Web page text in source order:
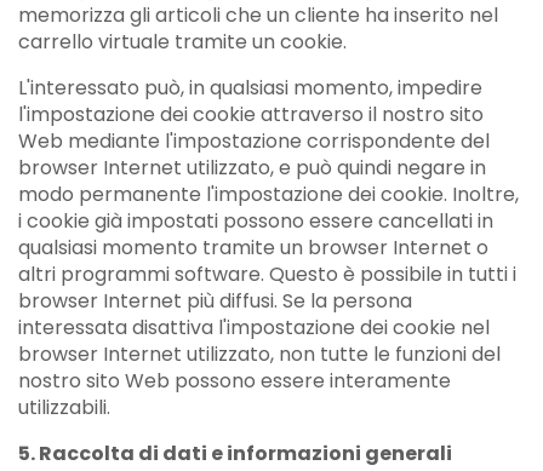
memorizza gli articoli che un cliente ha inserito nel
carrello virtuale tramite un cookie.
L'interessato può, in qualsiasi momento, impedire
l'impostazione dei cookie attraverso il nostro sito
Web mediante l'impostazione corrispondente del
browser Internet utilizzato, e può quindi negare in
modo permanente l'impostazione dei cookie. Inoltre,
i cookie già impostati possono essere cancellati in
qualsiasi momento tramite un browser Internet o
altri programmi software. Questo è possibile in tutti i
browser Internet più diffusi. Se la persona
interessata disattiva l'impostazione dei cookie nel
browser Internet utilizzato, non tutte le funzioni del
nostro sito Web possono essere interamente
utilizzabili.
5. Raccolta di dati e informazioni generali